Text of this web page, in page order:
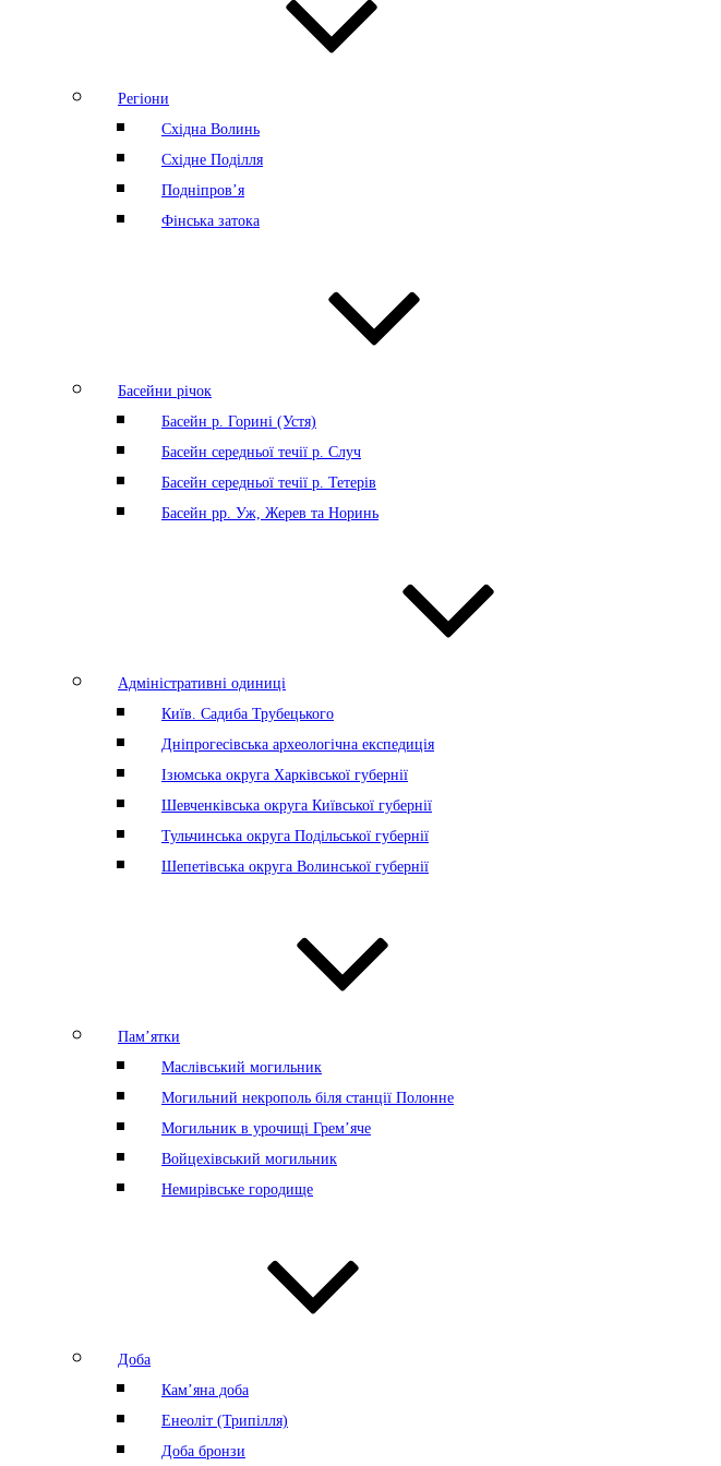
Регіони
Східна Волинь
Східне Поділля
Подніпров’я
Фінська затока
Басейни річок
Басейн р. Горині (Устя)
Басейн середньої течії р. Случ
Басейн середньої течії р. Тетерів
Басейн рр. Уж, Жерев та Норинь
Адміністративні одиниці
Київ. Садиба Трубецького
Дніпрогесівська археологічна експедиція
Ізюмська округа Харківської губернії
Шевченківська округа Київської губернії
Тульчинська округа Подільської губернії
Шепетівська округа Волинської губернії
Пам’ятки
Маслівський могильник
Могильний некрополь біля станції Полонне
Могильник в урочищі Грем’яче
Войцехівський могильник
Немирівське городище
Доба
Кам’яна доба
Енеоліт (Трипілля)
Доба бронзи